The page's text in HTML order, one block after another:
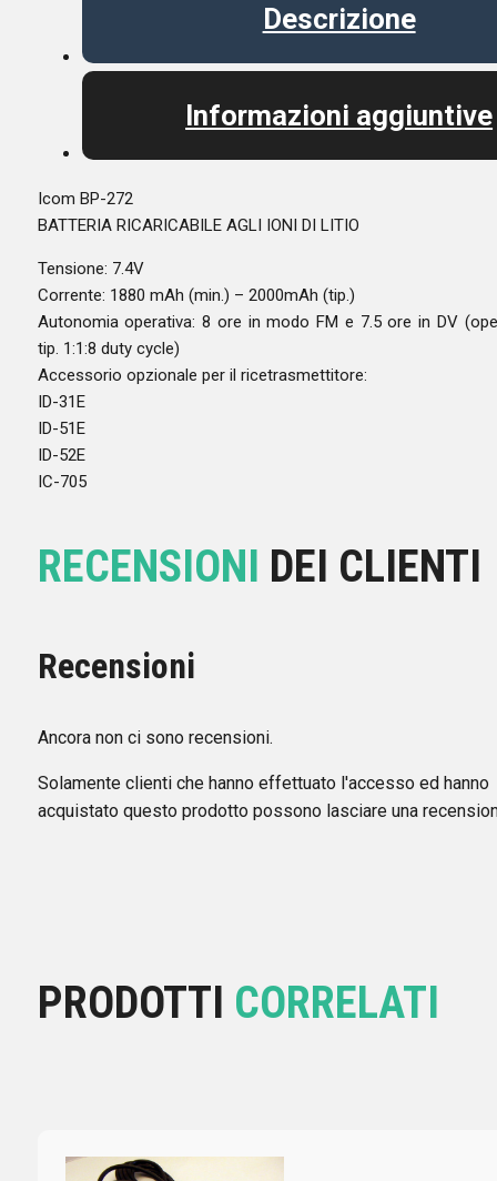
Descrizione
Informazioni aggiuntive
Icom BP-272
BATTERIA RICARICABILE AGLI IONI DI LITIO
Tensione: 7.4V
Corrente: 1880 mAh (min.) – 2000mAh (tip.)
Autonomia operativa: 8 ore in modo FM e 7.5 ore in DV
tip. 1:1:8 duty cycle)
Accessorio opzionale per il ricetrasmettitore:
ID-31E
ID-51E
ID-52E
IC-705
RECENSIONI DEI CLIENTI
Recensioni
Ancora non ci sono recensioni.
Solamente clienti che hanno effettuato l'accesso ed hanno
acquistato questo prodotto possono lasciare una
PRODOTTI CORRELATI